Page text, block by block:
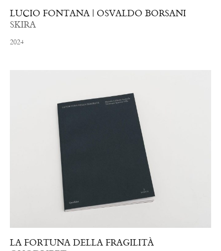
LUCIO FONTANA | OSVALDO BORSANI
SKIRA
2024
LA FORTUNA DELLA FRAGILITÀ